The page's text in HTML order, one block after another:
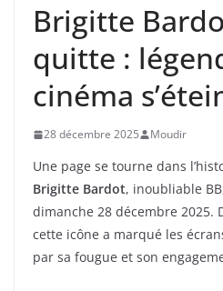
Brigitte
quitte :
cinéma
28 décembre 2025 Moudir
Une page se tourne dans
Brigitte Bardot, inoubliable
dimanche 28 décembre 2025.
cette icône a marqué les
par sa fougue et son